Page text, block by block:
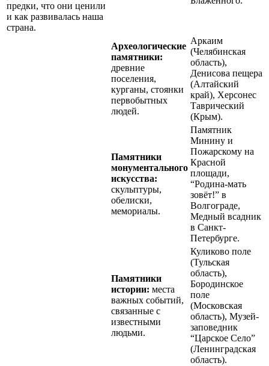
предки, что они ценили
и как развивалась наша
страна.
Археологические
памятники:
древние
поселения,
курганы, стоянки
первобытных
людей.
Аркаим
(Челябинская
область),
Денисова пещера
(Алтайский
край), Херсонес
Таврический
(Крым).
Памятники
монументального
искусства:
скульптуры,
обелиски,
мемориалы.
Памятник
Минину и
Пожарскому на
Красной
площади,
“Родина-мать
зовёт!” в
Волгограде,
Медный всадник
в Санкт-
Петербурге.
Памятники
истории: места
важных событий,
связанные с
известными
людьми.
Куликово поле
(Тульская
область),
Бородинское
поле
(Московская
область), Музей-
заповедник
“Царское Село”
(Ленинградская
область).